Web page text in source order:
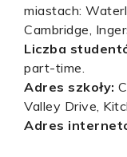
miastach:
Cambridge,
Liczba
part-time.
Adres szkoły:
Valley Drive,
Adres